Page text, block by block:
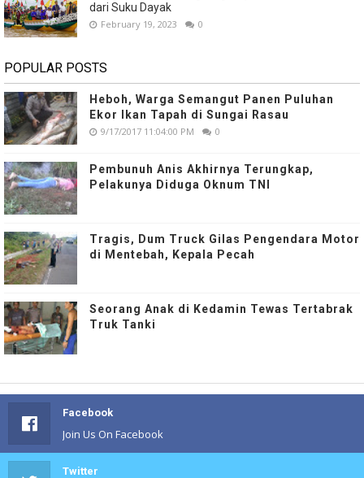
dari Suku Dayak
February 19, 2023 0
POPULAR POSTS
Heboh, Warga Semangut Panen Puluhan
Ekor Ikan Tapah di Sungai Rasau
9/17/2017 11:04:00 PM 0
Pembunuh Anis Akhirnya Terungkap,
Pelakunya Diduga Oknum TNI
Tragis, Dum Truck Gilas Pengendara Motor
di Mentebah, Kepala Pecah
Seorang Anak di Kedamin Tewas Tertabrak
Truk Tanki
Facebook
Join Us On Facebook
Twitter